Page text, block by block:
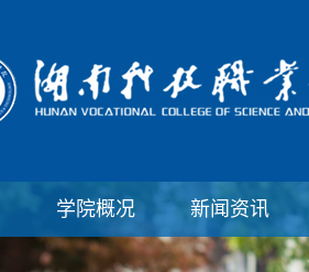
学院概况 新闻资讯